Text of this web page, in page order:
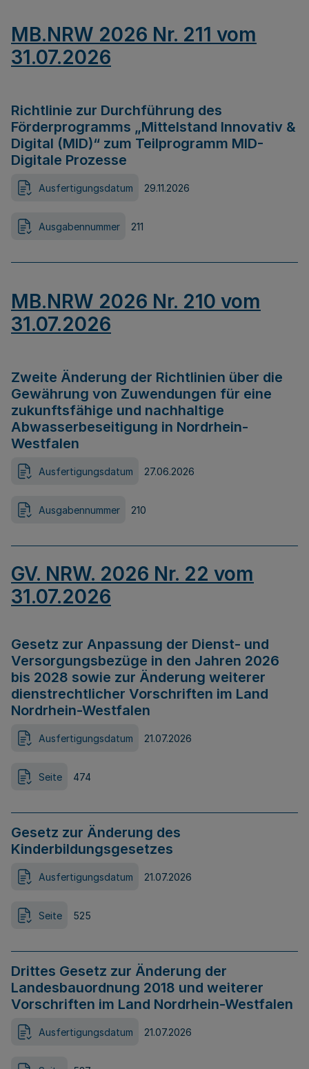
MB.NRW 2026 Nr. 211 vom
31.07.2026
Richtlinie zur Durchführung des
Förderprogramms „Mittelstand Innovativ &
Digital (MID)“ zum Teilprogramm MID-
Digitale Prozesse
Ausfertigungsdatum 29.11.2026
Ausgabennummer 211
MB.NRW 2026 Nr. 210 vom
31.07.2026
Zweite Änderung der Richtlinien über die
Gewährung von Zuwendungen für eine
zukunftsfähige und nachhaltige
Abwasserbeseitigung in Nordrhein-
Westfalen
Ausfertigungsdatum 27.06.2026
Ausgabennummer 210
GV. NRW. 2026 Nr. 22 vom
31.07.2026
Gesetz zur Anpassung der Dienst- und
Versorgungsbezüge in den Jahren 2026
bis 2028 sowie zur Änderung weiterer
dienstrechtlicher Vorschriften im Land
Nordrhein-Westfalen
Ausfertigungsdatum 21.07.2026
Seite 474
Gesetz zur Änderung des
Kinderbildungsgesetzes
Ausfertigungsdatum 21.07.2026
Seite 525
Drittes Gesetz zur Änderung der
Landesbauordnung 2018 und weiterer
Vorschriften im Land Nordrhein-Westfalen
Ausfertigungsdatum 21.07.2026